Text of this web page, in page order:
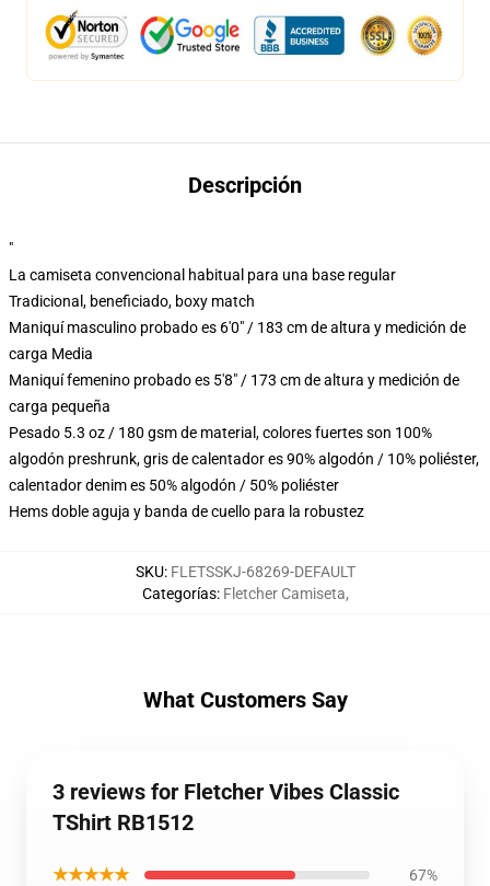
Descripción
"
La camiseta convencional habitual para una base regular
Tradicional, beneficiado, boxy match
Maniquí masculino probado es 6'0" / 183 cm de altura y medición de
carga Media
Maniquí femenino probado es 5'8" / 173 cm de altura y medición de
carga pequeña
Pesado 5.3 oz / 180 gsm de material, colores fuertes son 100%
algodón preshrunk, gris de calentador es 90% algodón / 10% poliéster,
calentador denim es 50% algodón / 50% poliéster
Hems doble aguja y banda de cuello para la robustez
SKU: FLETSSKJ-68269-DEFAULT
Categorías: Fletcher Camiseta,
What Customers Say
3 reviews for Fletcher Vibes Classic
TShirt RB1512
★★★★★ 67%